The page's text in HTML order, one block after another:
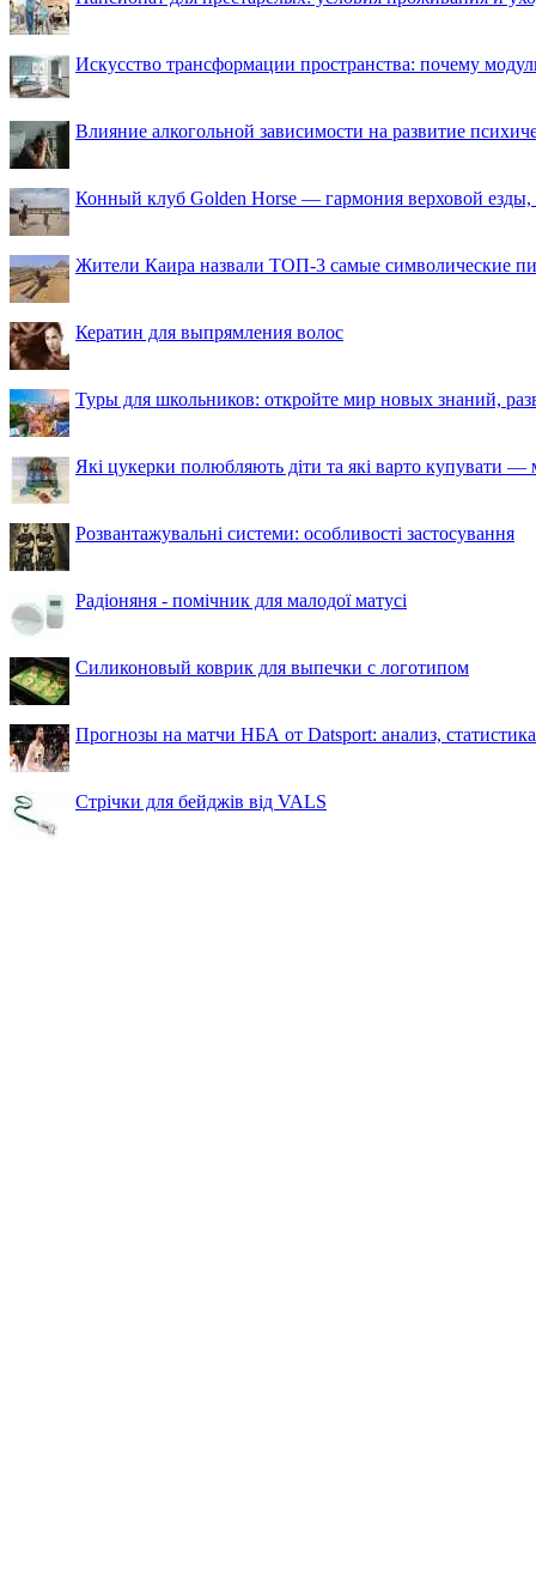
Искусство трансформации пространства: почему
Влияние алкогольной зависимости на развитие
Конный клуб Golden Horse — гармония верховой езды,
Жители Каира назвали ТОП-3 самые символические
Кератин для выпрямления волос
Туры для школьников: откройте мир новых знаний,
Які цукерки полюбляють діти та які варто купувати —
Розвантажувальні системи: особливості застосування
Радіоняня - помічник для малодої матусі
Силиконовый коврик для выпечки с логотипом
Прогнозы на матчи НБА от Datsport: анализ,
Стрічки для бейджів від VALS